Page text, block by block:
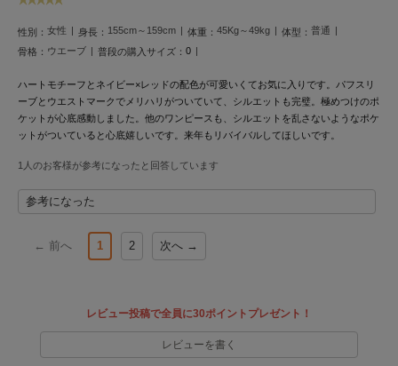
nezu
NIKE
NOWNS
ナウンス
null.
ヌル
性別： 女性 身長： 155cm～159cm 体重： 45Kg～49kg 体型： 普通
骨格： ウエーブ 普段の購入サイズ： 0
ハートモチーフとネイビー×レッドの配色が可愛いくてお気に入りです。パフスリ
ーブとウエストマークでメリハリがついていて、シルエットも完璧。極めつけのポ
ケットが心底感動しました。他のワンピースも、シルエットを乱さないようなポケ
ットがついていると心底嬉しいです。来年もリバイバルしてほしいです。
1人のお客様が参考になったと回答しています
参考になった
← 前へ 1 2 次へ →
レビュー投稿で全員に30ポイントプレゼント！
レビューを書く